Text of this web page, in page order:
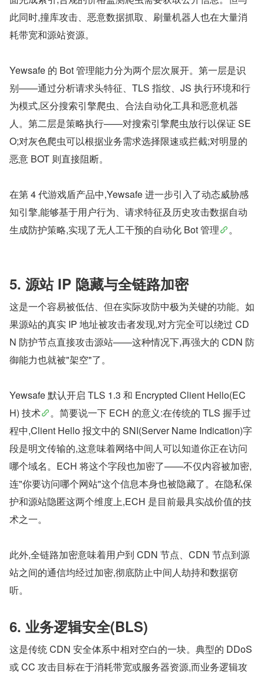
此同时,撞库攻击、恶意数据抓取、刷量机器人也在大量消
耗带宽和源站资源。
Yewsafe 的 Bot 管理能力分为两个层次展开。第一层是识
别——通过分析请求头特征、TLS 指纹、JS 执行环境和行
为模式,区分搜索引擎爬虫、合法自动化工具和恶意机器
人。第二层是策略执行——对搜索引擎爬虫放行以保证 SE
O;对灰色爬虫可以根据业务需求选择限速或拦截;对明显的
恶意 BOT 则直接阻断。
在第 4 代游戏盾产品中,Yewsafe 进一步引入了动态威胁感
知引擎,能够基于用户行为、请求特征及历史攻击数据自动
生成防护策略,实现了无人工干预的自动化 Bot 管理
。
5. 源站 IP 隐藏与全链路加密
这是一个容易被低估、但在实际攻防中极为关键的功能。如
果源站的真实 IP 地址被攻击者发现,对方完全可以绕过 CD
N 防护节点直接攻击源站——这种情况下,再强大的 CDN 防
御能力也就被"架空"了。
Yewsafe 默认开启 TLS 1.3 和 Encrypted Client Hello(EC
H) 技术
。简要说一下 ECH 的意义:在传统的 TLS 握手过
程中,Client Hello 报文中的 SNI(Server Name Indication)字
段是明文传输的,这意味着网络中间人可以知道你正在访问
哪个域名。ECH 将这个字段也加密了——不仅内容被加密,
连"你要访问哪个网站"这个信息本身也被隐藏了。在隐私保
护和源站隐匿这两个维度上,ECH 是目前最具实战价值的技
术之一。
此外,全链路加密意味着用户到 CDN 节点、CDN 节点到源
站之间的通信均经过加密,彻底防止中间人劫持和数据窃
听。
6. 业务逻辑安全(BLS)
这是传统 CDN 安全体系中相对空白的一块。典型的 DDoS
或 CC 攻击目标在于消耗带宽或服务器资源,而业务逻辑攻